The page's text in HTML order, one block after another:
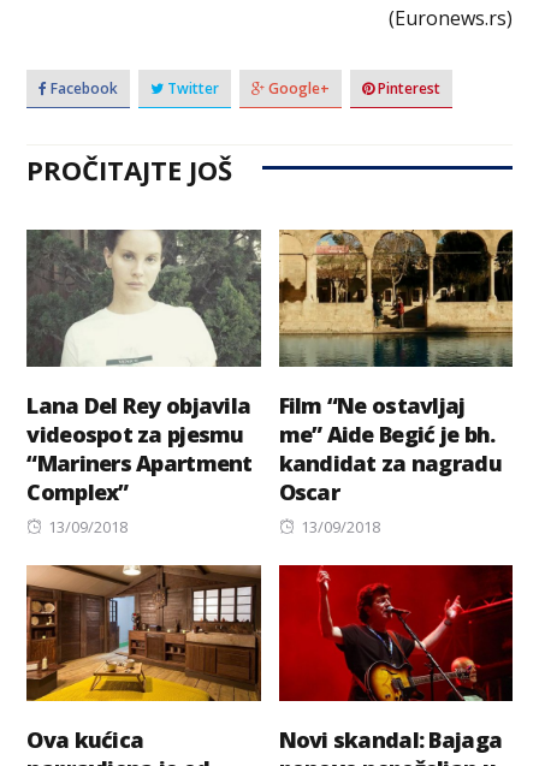
(Euronews.rs)
Facebook Twitter Google+ Pinterest
PROČITAJTE JOŠ
Lana Del Rey objavila
videospot za pjesmu
“Mariners Apartment
Complex”
Posted
13/09/2018
Film “Ne ostavljaj
me” Aide Begić je bh.
kandidat za nagradu
Oscar
Posted
13/09/2018
Ova kućica
Novi skandal: Bajaga